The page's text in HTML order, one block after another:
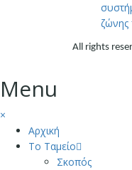
ζώνης
All rights
Menu
×
Αρχική
Το Ταμείο
Σκοπός